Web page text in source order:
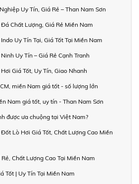
Uy Tín, Giá Rẻ – Than Nam Sơn
Chất Lượng, Giá Rẻ Miền Nam
Uy Tín Tại, Giá Tốt Tại Miền Nam
Uy Tín – Giá Rẻ Cạnh Tranh
Giá Tốt, Uy Tín, Giao Nhanh
miền Nam giá tốt - số lượng lớn
Nam giá tốt, uy tín - Than Nam Sơn
được ưa chuộng tại Việt Nam?
Lò Hơi Giá Tốt, Chất Lượng Cao Miền
Chất Lượng Cao Tại Miền Nam
Tốt | Uy Tín Tại Miền Nam